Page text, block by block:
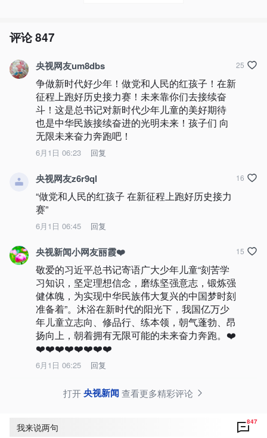
评论847
央视网友um8dbs
争做新时代好少年！做党和人民的红孩子！在新
征程上跑好历史接力赛！未来靠你们去接续奋
斗！这是总书记对新时代少年儿童的美好期待
也是中华民族接续奋进的光明未来！孩子们 向
无限未来奋力奔跑吧！
6月1日 06:23 回复
25
央视网友z6r9ql
“做党和人民的红孩子 在新征程上跑好历史接力
赛”
6月1日 06:45 回复
16
央视新闻小网友丽霞❤️
敬爱的习近平总书记寄语广大少年儿童“刻苦学
习知识，坚定理想信念，磨练坚强意志，锻炼强
健体魄，为实现中华民族伟大复兴的中国梦时刻
准备着”。沐浴在新时代的阳光下，我国亿万少
年儿童立志向、修品行、练本领，朝气蓬勃、昂
扬向上，朝着拥有无限可能的未来奋力奔跑。❤️
❤️❤️❤️❤️❤️❤️❤️❤️
6月1日 06:25 回复
15
打开央视新闻查看更多精彩评论
我来说两句 847